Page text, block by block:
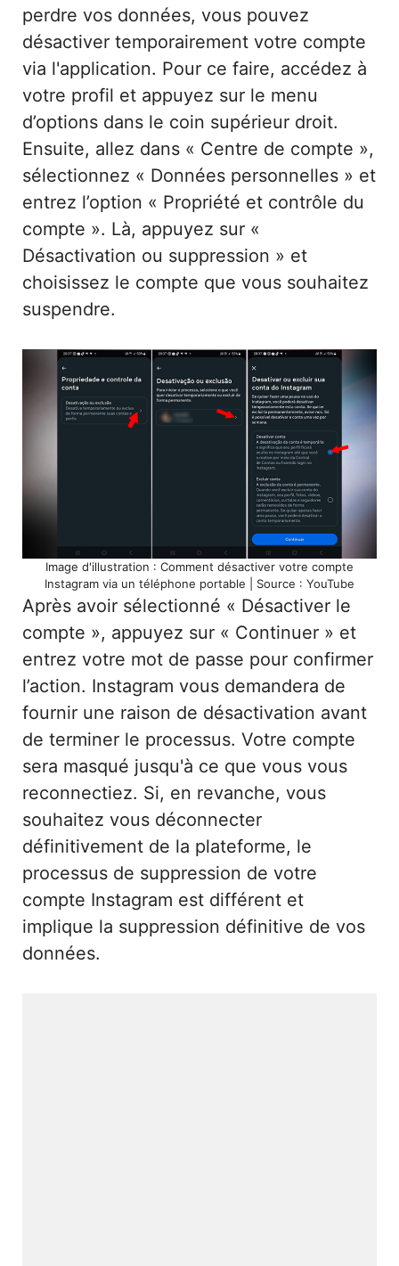
perdre vos données, vous pouvez
désactiver temporairement votre compte
via l'application. Pour ce faire, accédez à
votre profil et appuyez sur le menu
d’options dans le coin supérieur droit.
Ensuite, allez dans « Centre de compte »,
sélectionnez « Données personnelles » et
entrez l’option « Propriété et contrôle du
compte ». Là, appuyez sur «
Désactivation ou suppression » et
choisissez le compte que vous souhaitez
suspendre.
Image d'illustration : Comment désactiver votre compte
Instagram via un téléphone portable | Source : YouTube
Après avoir sélectionné « Désactiver le
compte », appuyez sur « Continuer » et
entrez votre mot de passe pour confirmer
l’action. Instagram vous demandera de
fournir une raison de désactivation avant
de terminer le processus. Votre compte
sera masqué jusqu'à ce que vous vous
reconnectiez. Si, en revanche, vous
souhaitez vous déconnecter
définitivement de la plateforme, le
processus de suppression de votre
compte Instagram est différent et
implique la suppression définitive de vos
données.